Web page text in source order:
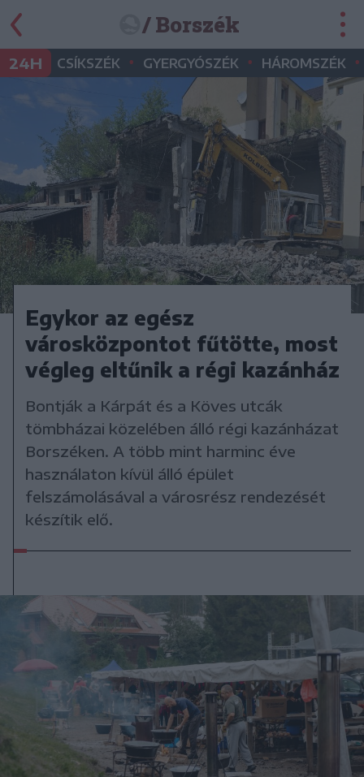
/ Borszék
24H CSÍKSZÉK • GYERGYÓSZÉK • HÁROMSZÉK •
Egykor az egész
városközpontot fűtötte, most
végleg eltűnik a régi kazánház
Bontják a Kárpát és a Köves utcák
tömbházai közelében álló régi kazánházat
Borszéken. A több mint harminc éve
használaton kívül álló épület
felszámolásával a városrész rendezését
készítik elő.